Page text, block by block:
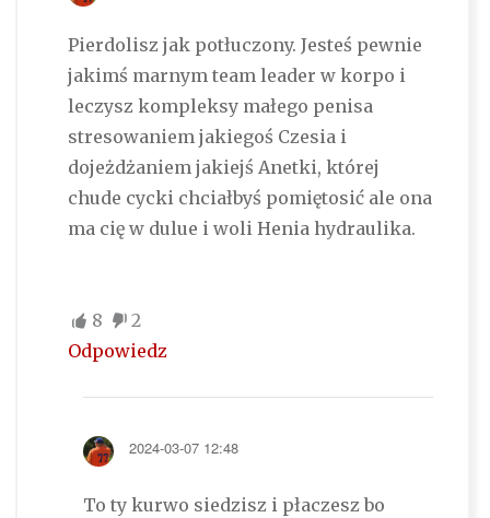
Pierdolisz jak potłuczony. Jesteś pewnie
jakimś marnym team leader w korpo i
leczysz kompleksy małego penisa
stresowaniem jakiegoś Czesia i
dojeżdżaniem jakiejś Anetki, której
chude cycki chciałbyś pomiętosić ale ona
ma cię w dulue i woli Henia hydraulika.
8
2
Odpowiedz
2024-03-07 12:48
To ty kurwo siedzisz i płaczesz bo